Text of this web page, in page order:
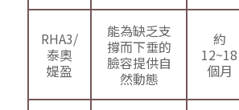
RHA3/
泰奧
媞盈
能為缺乏支
撐而下垂的
臉容提供自
然動態
約
12~18
個月